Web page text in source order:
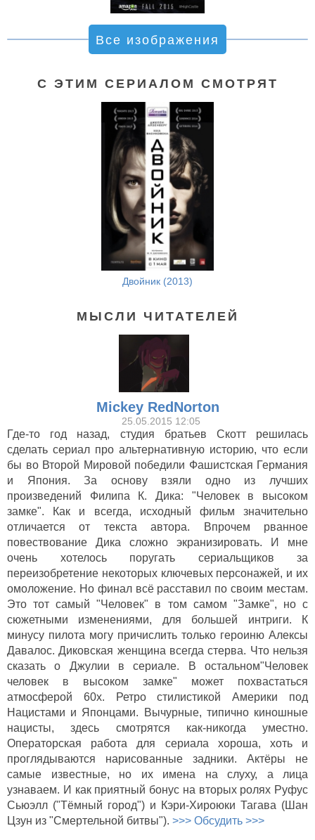
Все изображения
С ЭТИМ СЕРИАЛОМ СМОТРЯТ
Двойник (2013)
МЫСЛИ ЧИТАТЕЛЕЙ
Mickey RedNorton
25.05.2015 12:05
Где-то год назад, студия братьев Скотт решилась
сделать сериал про альтернативную историю, что если
бы во Второй Мировой победили Фашистская Германия
и Япония. За основу взяли одно из лучших
произведений Филипа К. Дика: "Человек в высоком
замке". Как и всегда, исходный фильм значительно
отличается от текста автора. Впрочем рванное
повествование Дика сложно экранизировать. И мне
очень хотелось поругать сериальщиков за
переизобретение некоторых ключевых персонажей, и их
омоложение. Но финал всё расставил по своим местам.
Это тот самый "Человек" в том самом "Замке", но с
сюжетными изменениями, для большей интриги. К
минусу пилота могу причислить только героиню Алексы
Давалос. Диковская женщина всегда стерва. Что нельзя
сказать о Джулии в сериале. В остальном"Человек
человек в высоком замке" может похвастаться
атмосферой 60х. Ретро стилистикой Америки под
Нацистами и Японцами. Вычурные, типично киношные
нацисты, здесь смотрятся как-никогда уместно.
Операторская работа для сериала хороша, хоть и
проглядываются нарисованные задники. Актёры не
самые известные, но их имена на слуху, а лица
узнаваем. И как приятный бонус на вторых ролях Руфус
Сьюэлл ("Тёмный город") и Кэри-Хироюки Тагава (Шан
Цзун из "Смертельной битвы"). >>> Обсудить >>>